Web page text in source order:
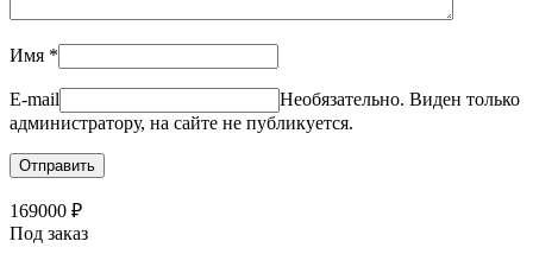
Имя *
E-mail
Необязательно. Виден только
администратору, на сайте не публикуется.
169000 ₽
Под заказ